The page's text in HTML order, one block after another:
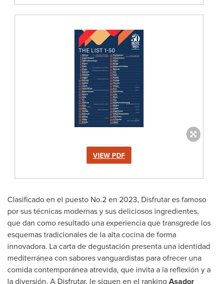
VIEW PDF
Clasificado en el puesto No.2 en 2023, Disfrutar es famoso
por sus técnicas modernas y sus deliciosos ingredientes,
que dan como resultado una experiencia que transgrede los
esquemas tradicionales de la alta cocina de forma
innovadora. La carta de degustación presenta una identidad
mediterránea con sabores vanguardistas para ofrecer una
comida contemporánea atrevida, que invita a la reflexión y a
la diversión. A Disfrutar, le siguen en el ranking Asador